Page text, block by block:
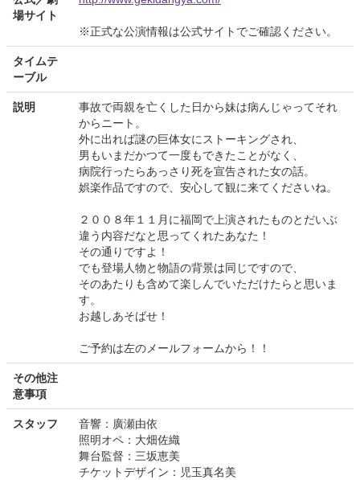
場サイト
※正式な公演情報は公式サイトでご確認ください。
タイムテ
ーブル
説明
事故で両親を亡くした日から妹は病んじゃってそれ
からニート。
外に出れば謎の巨体女にストーキングされ、
男もいまだかつて一度もできたことがなく、
病院行ったらあっさり死を宣告された女の話。
娯楽作品ですので、安心して観に来てくださいね。
２００８年１１月に福岡で上演されたものとだいぶ
違う内容だなと思ってくれたあなた！
その通りですよ！
でも登場人物と物語の背景は同じですので、
そのあたりも含めて楽しんでいただけたらと思いま
す。
お越しあそばせ！
ご予約は左のメールフォームから！！
その他注
意事項
スタッフ
音響：廣瀬由依
照明オペ：大畑佐織
舞台監督：三坂恵美
チケットデザイン：児玉真名美